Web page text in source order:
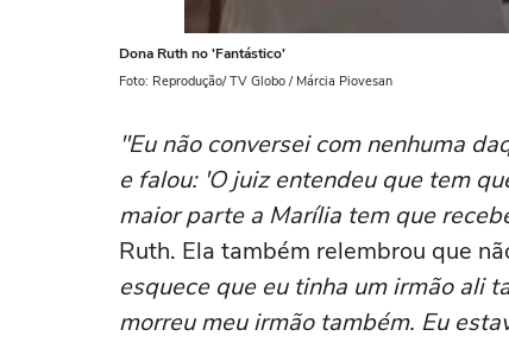
Dona Ruth no 'Fantástico'
Foto: Reprodução/ TV Globo / Márcia Piovesan
"Eu não conversei com nenhuma
e falou: 'O juiz entendeu que tem
maior parte a Marília tem que
Ruth. Ela também relembrou que
esquece que eu tinha um irmão ali
morreu meu irmão também. Eu